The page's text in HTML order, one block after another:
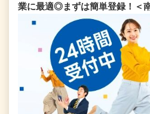
業に最適◎まずは簡単登録！＜